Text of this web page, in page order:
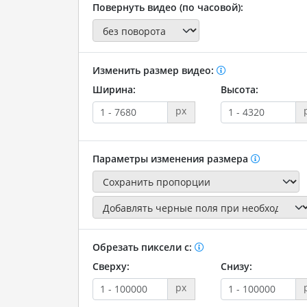
Повернуть видео (по часовой):
Изменить размер видео:
Ширина:
px
Высота:
Параметры изменения размера
Обрезать пиксели с:
Сверху:
px
Снизу: